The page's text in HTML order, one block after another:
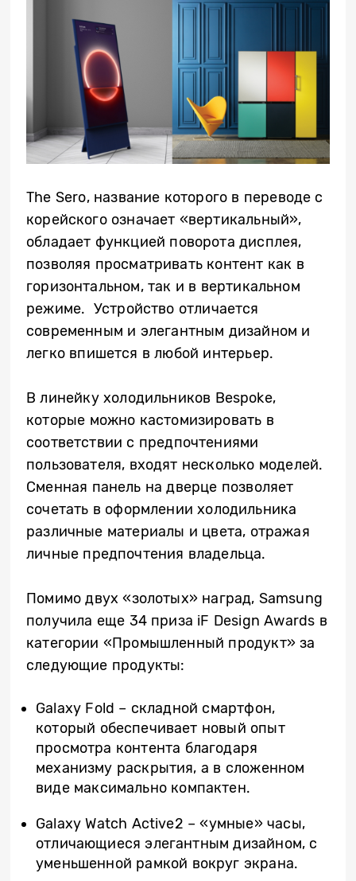
The Sero, название которого в переводе с
корейского означает «вертикальный»,
обладает функцией поворота дисплея,
позволяя просматривать контент как в
горизонтальном, так и в вертикальном
режиме. Устройство отличается
современным и элегантным дизайном и
легко впишется в любой интерьер.
В линейку холодильников Bespoke,
которые можно кастомизировать в
соответствии с предпочтениями
пользователя, входят несколько моделей.
Сменная панель на дверце позволяет
сочетать в оформлении холодильника
различные материалы и цвета, отражая
личные предпочтения владельца.
Помимо двух «золотых» наград, Samsung
получила еще 34 приза iF Design Awards в
категории «Промышленный продукт» за
следующие продукты:
Galaxy Fold – складной смартфон,
который обеспечивает новый опыт
просмотра контента благодаря
механизму раскрытия, а в сложенном
виде максимально компактен.
Galaxy Watch Active2 – «умные» часы,
отличающиеся элегантным дизайном, с
уменьшенной рамкой вокруг экрана.